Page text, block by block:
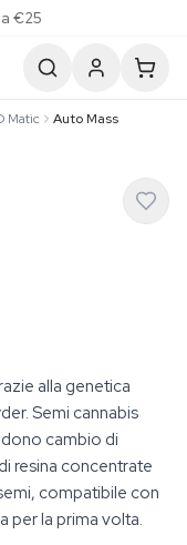
€25
Matic Auto Mass
alla genetica
Semi cannabis
cambio di
resina concentrate
compatibile con
per la prima volta.